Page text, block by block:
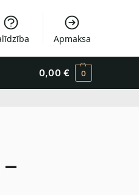
Apmaksa
0,00 € 0